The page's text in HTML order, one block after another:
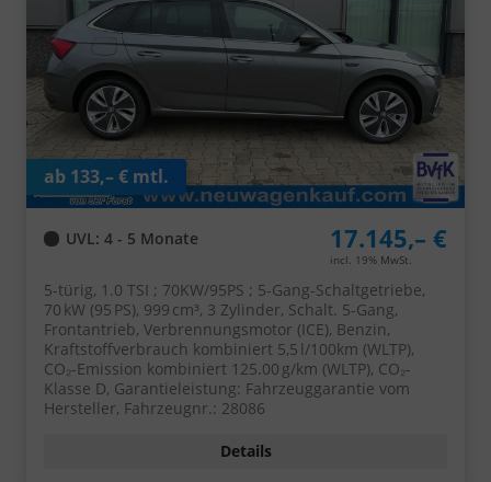
UVL: 4 - 5 Monate 17.145,– €
incl. 19% MwSt.
ab 133,– € mtl.
5-türig, 1.0 TSI ; 70KW/95PS ; 5-Gang-Schaltgetriebe,
70 kW (95 PS), 999 cm³, 3 Zylinder, Schalt. 5-Gang,
Frontantrieb, Verbrennungsmotor (ICE), Benzin,
Kraftstoffverbrauch kombiniert 5,5 l/100km (WLTP),
CO₂-Emission kombiniert 125.00 g/km (WLTP), CO₂-
Klasse D, Garantieleistung: Fahrzeuggarantie vom
Hersteller, Fahrzeugnr.: 28086
Details